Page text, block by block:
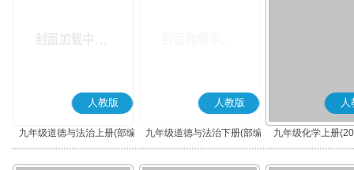
人教版
九年级道德与法治上册(部编
版)
人教版
九年级道德与法治下册(部编
版)
人
九年级化学上册